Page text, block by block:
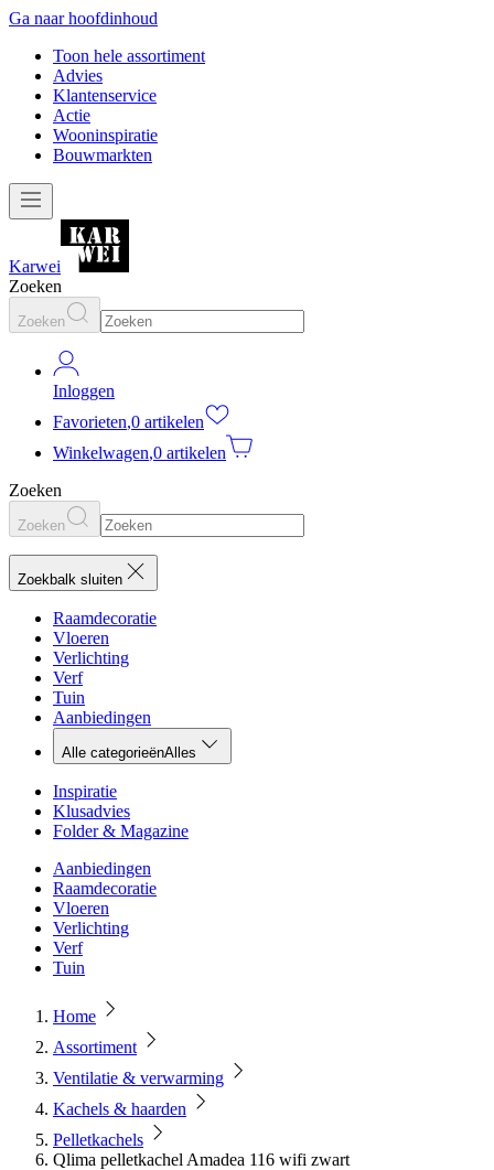
Ga naar hoofdinhoud
Toon hele assortiment
Advies
Klantenservice
Actie
Wooninspiratie
Bouwmarkten
Karwei
Zoeken
Zoeken
Inloggen
Favorieten,0 artikelen
Winkelwagen,0 artikelen
Zoeken
Zoeken
Zoekbalk sluiten
Raamdecoratie
Vloeren
Verlichting
Verf
Tuin
Aanbiedingen
Alle categorieënAlles
Inspiratie
Klusadvies
Folder & Magazine
Aanbiedingen
Raamdecoratie
Vloeren
Verlichting
Verf
Tuin
Home
Assortiment
Ventilatie & verwarming
Kachels & haarden
Pelletkachels
Qlima pelletkachel Amadea 116 wifi zwart